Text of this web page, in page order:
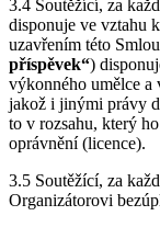
3.4 Soutěžící, za
disponuje ve vztahu
uzavřením této
příspěvek“)
výkonného umělce a
jakož i jinými právy
to v rozsahu, který
oprávnění (licence).
3.5 Soutěžící, za
Organizátorovi